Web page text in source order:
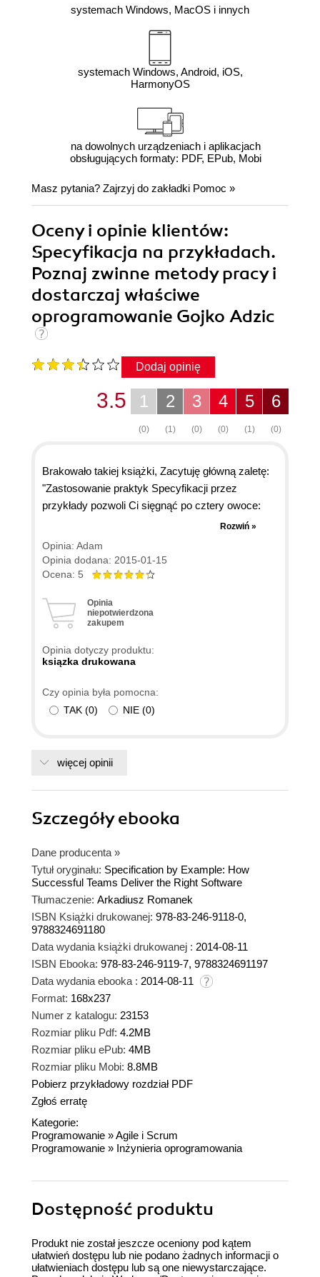
systemach Windows, MacOS i innych
systemach Windows, Android, iOS,
HarmonyOS
na dowolnych urządzeniach i aplikacjach
obsługujących formaty: PDF, EPub, Mobi
Masz pytania? Zajrzyj do zakładki Pomoc »
Oceny i opinie klientów:
Specyfikacja na przykładach.
Poznaj zwinne metody pracy i
dostarczaj właściwe
oprogramowanie Gojko Adzic
Dodaj opinię
6
(0)
5
(1)
4
(0)
3
(0)
2
(1)
1
(0)
3.5
Brakowało takiej książki, Zacytuję główną zaletę:
"Zastosowanie praktyk Specyfikacji przez
przykłady pozwoli Ci sięgnąć po cztery owoce:
będziesz miał do swojej dyspozycji wiarygodną i
rzetelną żyjącą dokumentację, ułatwisz sobie
jasne definiowanie oczekiwań, zapewniając
sprawną walidację, ograniczysz konieczność
wytwarzaniem oprogramowania i interesariusze
zyskają przekonanie, że powstający produkt
Rozwiń »
Opinia: Adam
Opinia dodana: 2015-01-15
Ocena: 5
Opinia
niepotwierdzona
zakupem
Opinia dotyczy produktu:
ksiązka drukowana
Czy opinia była pomocna:
TAK (0) NIE (0)
więcej opinii
Szczegółyebooka
Dane producenta »
Tytuł oryginału: Specification by Example: How
Successful Teams Deliver the Right Software
Tłumaczenie: Arkadiusz Romanek
ISBN Książki drukowanej: 978-83-246-9118-0,
9788324691180
Data wydania książki drukowanej : 2014-08-11
ISBN Ebooka: 978-83-246-9119-7, 9788324691197
Data wydania ebooka : 2014-08-11
Format: 168x237
Numer z katalogu: 23153
Rozmiar pliku Pdf: 4.2MB
Rozmiar pliku ePub: 4MB
Rozmiar pliku Mobi: 8.8MB
Pobierz przykładowy rozdział PDF
Zgłoś erratę
Kategorie:
Programowanie »Agile i Scrum
Programowanie » Inżynieria oprogramowania
Dostępność produktu
Produkt nie został jeszcze oceniony pod kątem
ułatwień dostępu lub nie podano żadnych informacji o
ułatwieniach dostępu lub są one niewystarczające.